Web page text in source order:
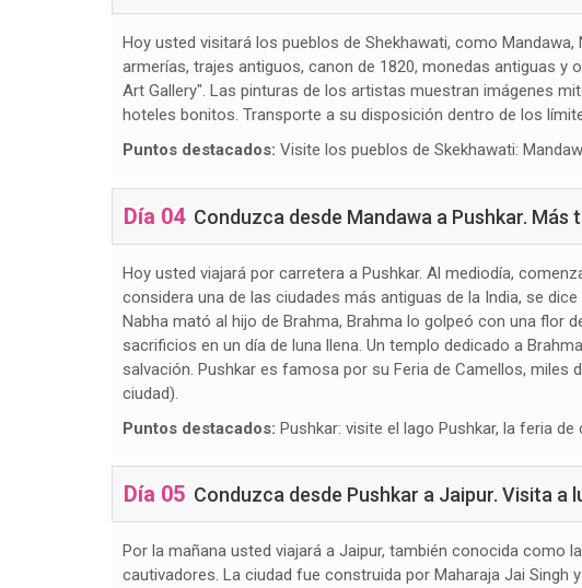
Hoy usted visitará los pueblos de Shekhawati, como
armerías, trajes antiguos, canon de 1820, monedas antiguas
Art Gallery". Las pinturas de los artistas muestran imágenes
hoteles bonitos. Transporte a su disposición dentro de los
Puntos destacados: Visite los pueblos de Skekhawati:
Día 04 Conduzca desde Mandawa a Pushkar.
Hoy usted viajará por carretera a Pushkar. Al mediodía,
considera una de las ciudades más antiguas de la India, se
Nabha mató al hijo de Brahma, Brahma lo golpeó con una flor
sacrificios en un día de luna llena. Un templo dedicado a
salvación. Pushkar es famosa por su Feria de Camellos,
ciudad).
Puntos destacados: Pushkar: visite el lago Pushkar, la feria
Día 05 Conduzca desde Pushkar a Jaipur. Visita a
Por la mañana usted viajará a Jaipur, también conocida como
cautivadores. La ciudad fue construida por Maharaja Jai